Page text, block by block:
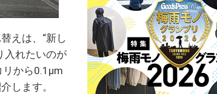
えは、“新し
入れたいのが
から0.1μm
します。